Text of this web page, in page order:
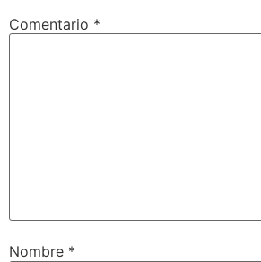
Comentario *
Nombre *